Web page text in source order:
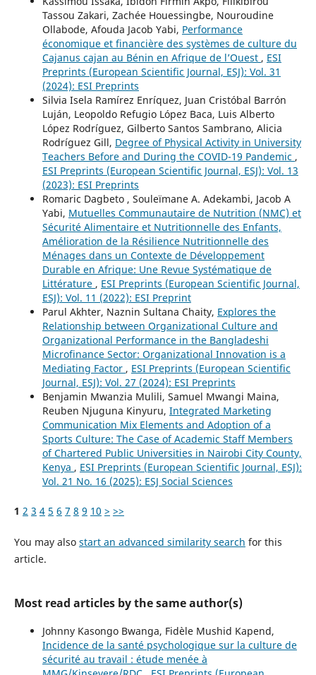
Tassou Zakari, Zachée Houessingbe, Nouroudine
Ollabode, Afouda Jacob Yabi, Performance
économique et financière des systèmes de culture du
Cajanus cajan au Bénin en Afrique de l’Ouest , ESI
Preprints (European Scientific Journal, ESJ): Vol. 31
(2024): ESI Preprints
Silvia Isela Ramírez Enríquez, Juan Cristóbal Barrón
Luján, Leopoldo Refugio López Baca, Luis Alberto
López Rodríguez, Gilberto Santos Sambrano, Alicia
Rodríguez Gill, Degree of Physical Activity in University
Teachers Before and During the COVID-19 Pandemic ,
ESI Preprints (European Scientific Journal, ESJ): Vol. 13
(2023): ESI Preprints
Romaric Dagbeto , Souleïmane A. Adekambi, Jacob A
Yabi, Mutuelles Communautaire de Nutrition (NMC) et
Sécurité Alimentaire et Nutritionnelle des Enfants,
Amélioration de la Résilience Nutritionnelle des
Ménages dans un Contexte de Développement
Durable en Afrique: Une Revue Systématique de
Littérature , ESI Preprints (European Scientific Journal,
ESJ): Vol. 11 (2022): ESI Preprint
Parul Akhter, Naznin Sultana Chaity, Explores the
Relationship between Organizational Culture and
Organizational Performance in the Bangladeshi
Microfinance Sector: Organizational Innovation is a
Mediating Factor , ESI Preprints (European Scientific
Journal, ESJ): Vol. 27 (2024): ESI Preprints
Benjamin Mwanzia Mulili, Samuel Mwangi Maina,
Reuben Njuguna Kinyuru, Integrated Marketing
Communication Mix Elements and Adoption of a
Sports Culture: The Case of Academic Staff Members
of Chartered Public Universities in Nairobi City County,
Kenya , ESI Preprints (European Scientific Journal, ESJ):
Vol. 21 No. 16 (2025): ESJ Social Sciences
1 2 3 4 5 6 7 8 9 10 > >>
You may also start an advanced similarity search for this
article.
Most read articles by the same author(s)
Johnny Kasongo Bwanga, Fidèle Mushid Kapend,
Incidence de la santé psychologique sur la culture de
sécurité au travail : étude menée à